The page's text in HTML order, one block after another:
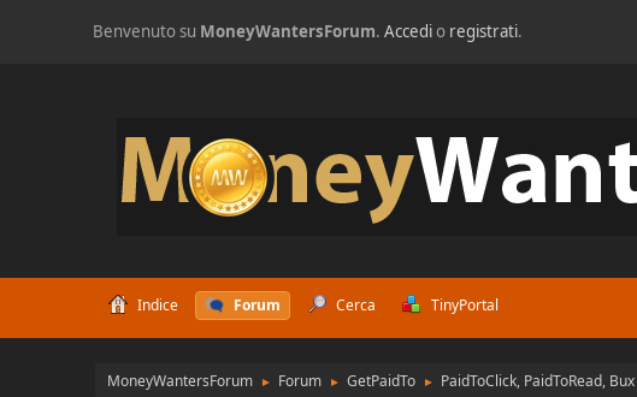
Benvenuto su MoneyWantersForum.Accedio registrati.
Indice Forum Cerca TinyPortal
MoneyWantersForum ► Forum ► GetPaidTo ► PaidToClick, PaidToRead, Bux